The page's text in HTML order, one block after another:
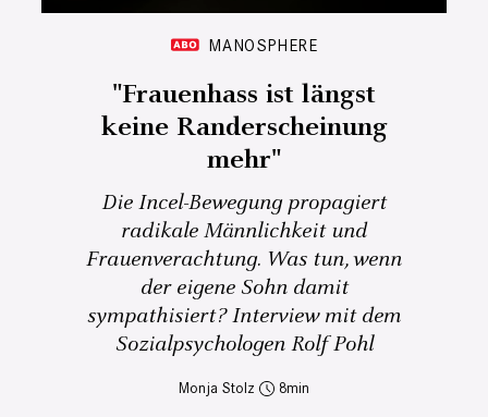
MANOSPHERE
"Frauenhass ist längst
keine Randerscheinung
mehr"
Die Incel-Bewegung propagiert
radikale Männlichkeit und
Frauenverachtung. Was tun, wenn
der eigene Sohn damit
sympathisiert? Interview mit dem
Sozialpsychologen Rolf Pohl
Monja Stolz 8